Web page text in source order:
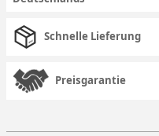
Schnelle Lieferung
Preisgarantie